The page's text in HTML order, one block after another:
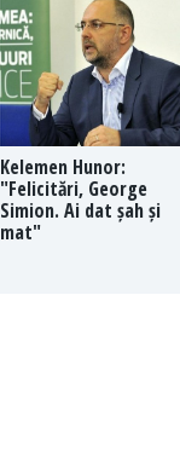
Kelemen Hunor:
"Felicitări, George
Simion. Ai dat șah și
mat"